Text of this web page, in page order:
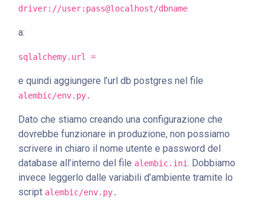
driver://user:pass@localhost/dbname
a:
sqlalchemy.url =
e quindi aggiungere l’url db postgres nel file
alembic/env.py.
Dato che stiamo creando una configurazione che
dovrebbe funzionare in produzione, non possiamo
scrivere in chiaro il nome utente e password del
database all’interno del file alembic.ini. Dobbiamo
invece leggerlo dalle variabili d’ambiente tramite lo
script alembic/env.py.